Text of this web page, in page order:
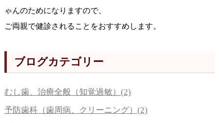
ゃんのためになりますので、
ご両親で健診されることをおすすめします。
ブログカテゴリー
むし歯、治療全般（知覚過敏）(2)
予防歯科（歯周病、クリーニング）(2)